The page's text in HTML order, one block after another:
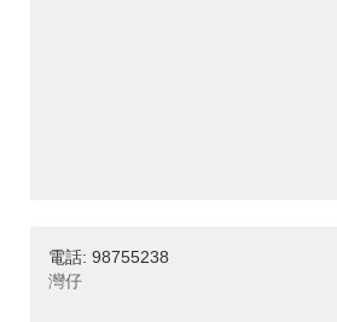
電話: 98755238
灣仔